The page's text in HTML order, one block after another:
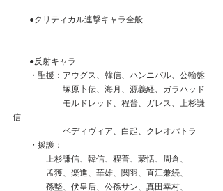
●クリティカル連撃キャラ全般
●反射キャラ
・聖援：アウグス、韓信、ハンニバル、公輸盤
塚原卜伝、海月、源義経、ガラハッド
モルドレッド、程普、ガレス、上杉謙
信
ベディヴィア、白起、クレオパトラ
・援護：
上杉謙信、韓信、程普、蒙恬、周倉、
孟獲、楽進、華雄、関羽、直江兼続、
孫堅、伏皇后、公孫サン、真田幸村、